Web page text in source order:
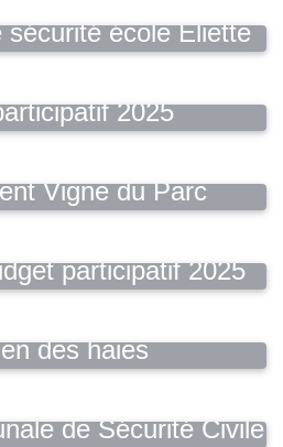
école Eliette
2025
Vigne du Parc
participatif 2025
des haies
de Sécurité Civile